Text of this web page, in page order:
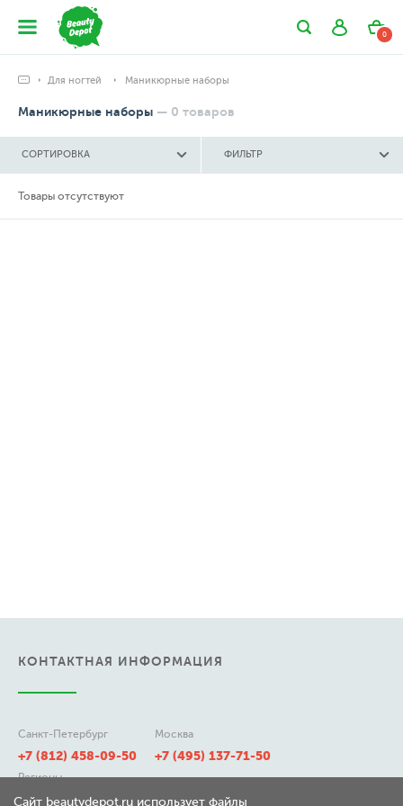
0
Для ногтей Маникюрные наборы
Маникюрные наборы — 0 товаров
СОРТИРОВКА ФИЛЬТР
Товары отсутствуют
КОНТАКТНАЯ ИНФОРМАЦИЯ
Санкт-Петербург
+7 (812) 458-09-50
Москва
+7 (495) 137-71-50
Регионы
8 (800) 511-21-50
Сайт beautydepot.ru использует файлы